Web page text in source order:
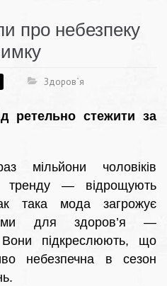
про небезпеку
Здоров`я
ретельно стежити за
мільйони чоловіків
тренду — відрощують
така мода загрожує
для здоров’я —
Вони підкреслюють, що
небезпечна в сезон